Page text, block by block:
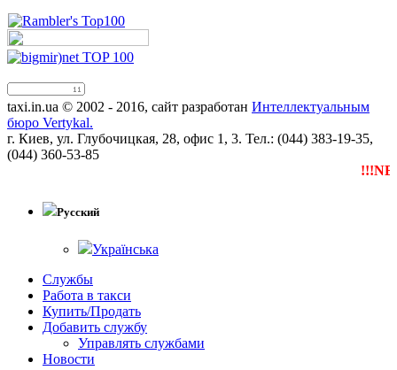
taxi.in.ua © 2002 - 2016, сайт разработан Интеллектуальным
бюро Vertykal.
г. Киев, ул. Глубочицкая, 28, офис 1, 3. Тел.: (044) 383-19-35,
(044) 360-53-85
!!!NEW
Русский
Українська
Службы
Работа в такси
Купить/Продать
Добавить службу
Управлять службами
Новости